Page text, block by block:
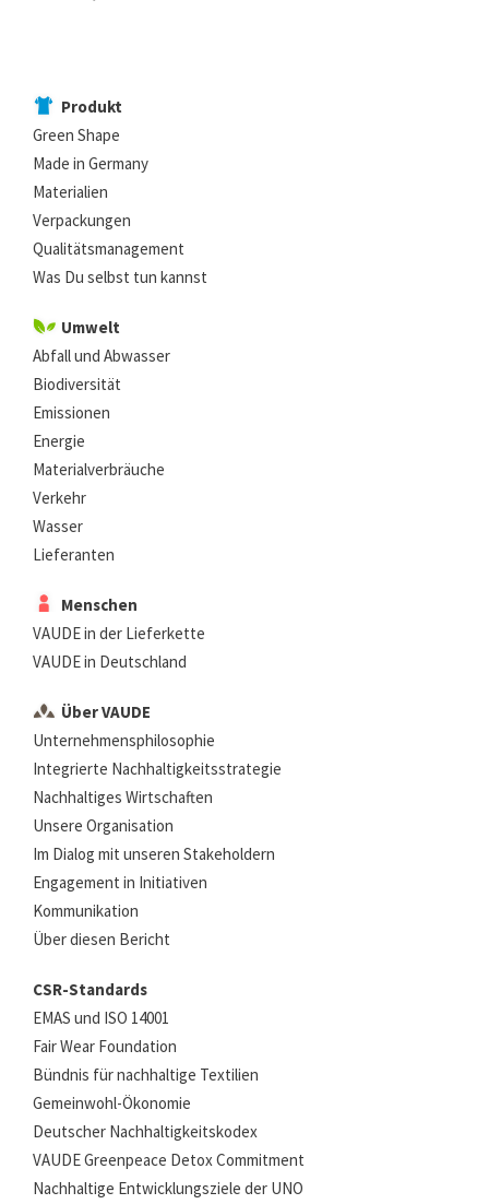
Produkt
Green Shape
Made in Germany
Materialien
Verpackungen
Qualitätsmanagement
Was Du selbst tun kannst
Umwelt
Abfall und Abwasser
Biodiversität
Emissionen
Energie
Materialverbräuche
Verkehr
Wasser
Lieferanten
Menschen
VAUDE in der Lieferkette
VAUDE in Deutschland
Über VAUDE
Unternehmensphilosophie
Integrierte Nachhaltigkeitsstrategie
Nachhaltiges Wirtschaften
Unsere Organisation
Im Dialog mit unseren Stakeholdern
Engagement in Initiativen
Kommunikation
Über diesen Bericht
CSR-Standards
EMAS und ISO 14001
Fair Wear Foundation
Bündnis für nachhaltige Textilien
Gemeinwohl-Ökonomie
Deutscher Nachhaltigkeitskodex
VAUDE Greenpeace Detox Commitment
Nachhaltige Entwicklungsziele der UNO